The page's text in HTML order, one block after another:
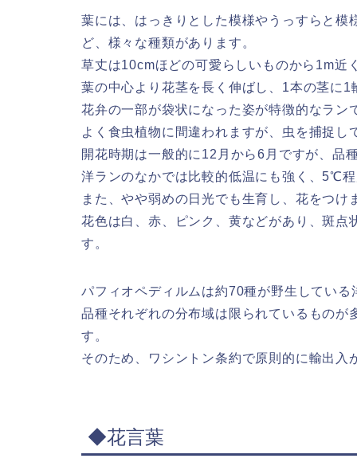
葉には、はっきりとした模様やうっすらと
ど、様々な種類があります。
草丈は10cmほどの可愛らしいものから1m近
葉の中心より花茎を長く伸ばし、1本の茎に
花弁の一部が袋状になった姿が特徴的なラン
よく食虫植物に間違われますが、虫を捕捉
開花時期は一般的に12月から6月ですが、品
洋ランのなかでは比較的低温にも強く、5℃
また、やや弱めの日光でも生育し、花をつけ
花色は白、赤、ピンク、黄などがあり、斑
す。
パフィオペディルムは約70種が野生している
品種それぞれの分布域は限られているもの
す。
そのため、ワシントン条約で原則的に輸出入
◆花言葉